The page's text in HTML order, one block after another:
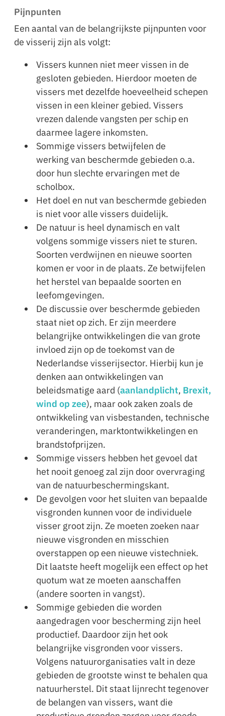
Pijnpunten
Een aantal van de belangrijkste pijnpunten voor
de visserij zijn als volgt:
Vissers kunnen niet meer vissen in de
gesloten gebieden. Hierdoor moeten de
vissers met dezelfde hoeveelheid schepen
vissen in een kleiner gebied. Vissers
vrezen dalende vangsten per schip en
daarmee lagere inkomsten.
Sommige vissers betwijfelen de
werking van beschermde gebieden o.a.
door hun slechte ervaringen met de
scholbox.
Het doel en nut van beschermde gebieden
is niet voor alle vissers duidelijk.
De natuur is heel dynamisch en valt
volgens sommige vissers niet te sturen.
Soorten verdwijnen en nieuwe soorten
komen er voor in de plaats. Ze betwijfelen
het herstel van bepaalde soorten en
leefomgevingen.
De discussie over beschermde gebieden
staat niet op zich. Er zijn meerdere
belangrijke ontwikkelingen die van grote
invloed zijn op de toekomst van de
Nederlandse visserijsector. Hierbij kun je
denken aan ontwikkelingen van
beleidsmatige aard (aanlandplicht, Brexit,
wind op zee), maar ook zaken zoals de
ontwikkeling van visbestanden, technische
veranderingen, marktontwikkelingen en
brandstofprijzen.
Sommige vissers hebben het gevoel dat
het nooit genoeg zal zijn door overvraging
van de natuurbeschermingskant.
De gevolgen voor het sluiten van bepaalde
visgronden kunnen voor de individuele
visser groot zijn. Ze moeten zoeken naar
nieuwe visgronden en misschien
overstappen op een nieuwe vistechniek.
Dit laatste heeft mogelijk een effect op het
quotum wat ze moeten aanschaffen
(andere soorten in vangst).
Sommige gebieden die worden
aangedragen voor bescherming zijn heel
productief. Daardoor zijn het ook
belangrijke visgronden voor vissers.
Volgens natuurorganisaties valt in deze
gebieden de grootste winst te behalen qua
natuurherstel. Dit staat lijnrecht tegenover
de belangen van vissers, want die